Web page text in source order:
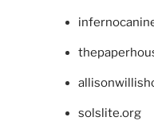
solslite.org